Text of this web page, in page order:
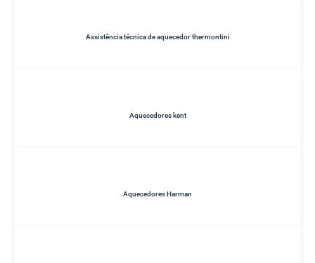
Assistência técnica de aquecedor thermontini
Aquecedores kent
Aquecedores Harman